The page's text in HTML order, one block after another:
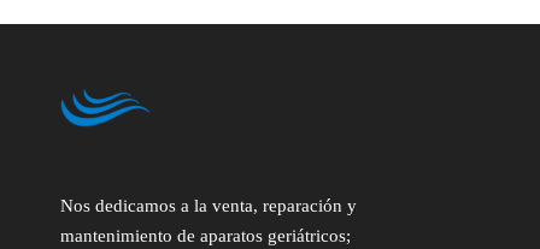
Nos dedicamos a la venta, reparación y
mantenimiento de aparatos geriátricos;